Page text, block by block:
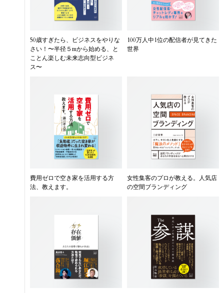
50歳すぎたら、ビジネスをやりな
さい！〜半径５mから始める、と
ことん楽しむ未来志向型ビジネ
ス〜
100万人中1位の配信者が見てきた
世界
費用ゼロで空き家を活用する方
法、教えます。
女性集客のプロが教える。人気店
の空間ブランディング